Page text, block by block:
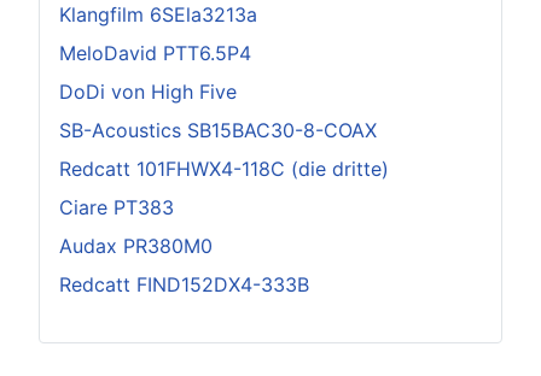
Klangfilm 6SEla3213a
MeloDavid PTT6.5P4
DoDi von High Five
SB-Acoustics SB15BAC30-8-COAX
Redcatt 101FHWX4-118C (die dritte)
Ciare PT383
Audax PR380M0
Redcatt FIND152DX4-333B